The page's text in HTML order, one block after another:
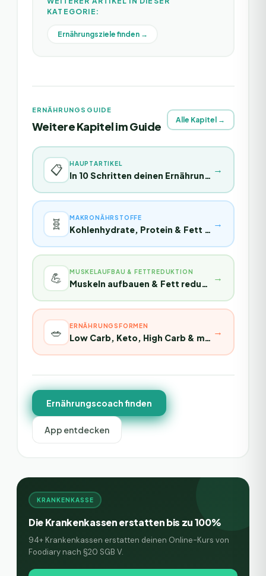
KATEGORIE:
Ernährungsziele finden →
ERNÄHRUNGSGUIDE
Weitere Kapitel im Guide Alle Kapitel →
📋 HAUPTARTIKEL →
🧬 MAKRONÄHRSTOFFE →
💪 MUSKELAUFBAU & FETTREDUKTION →
🥗 ERNÄHRUNGSFORMEN →
Ernährungscoach finden
App entdecken
KRANKENKASSE
Die Krankenkassen erstatten bis zu 100%
94+ Krankenkassen erstatten deinen Online-Kurs von
Foodiary nach §20 SGB V.